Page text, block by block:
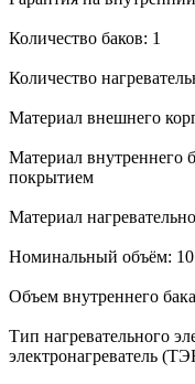
Количество баков: 1
Количество
Материал внешнего
Материал внутреннего
покрытием
Материал
Номинальный объём:
Объем внутреннего
Тип нагревательного
электронагреватель